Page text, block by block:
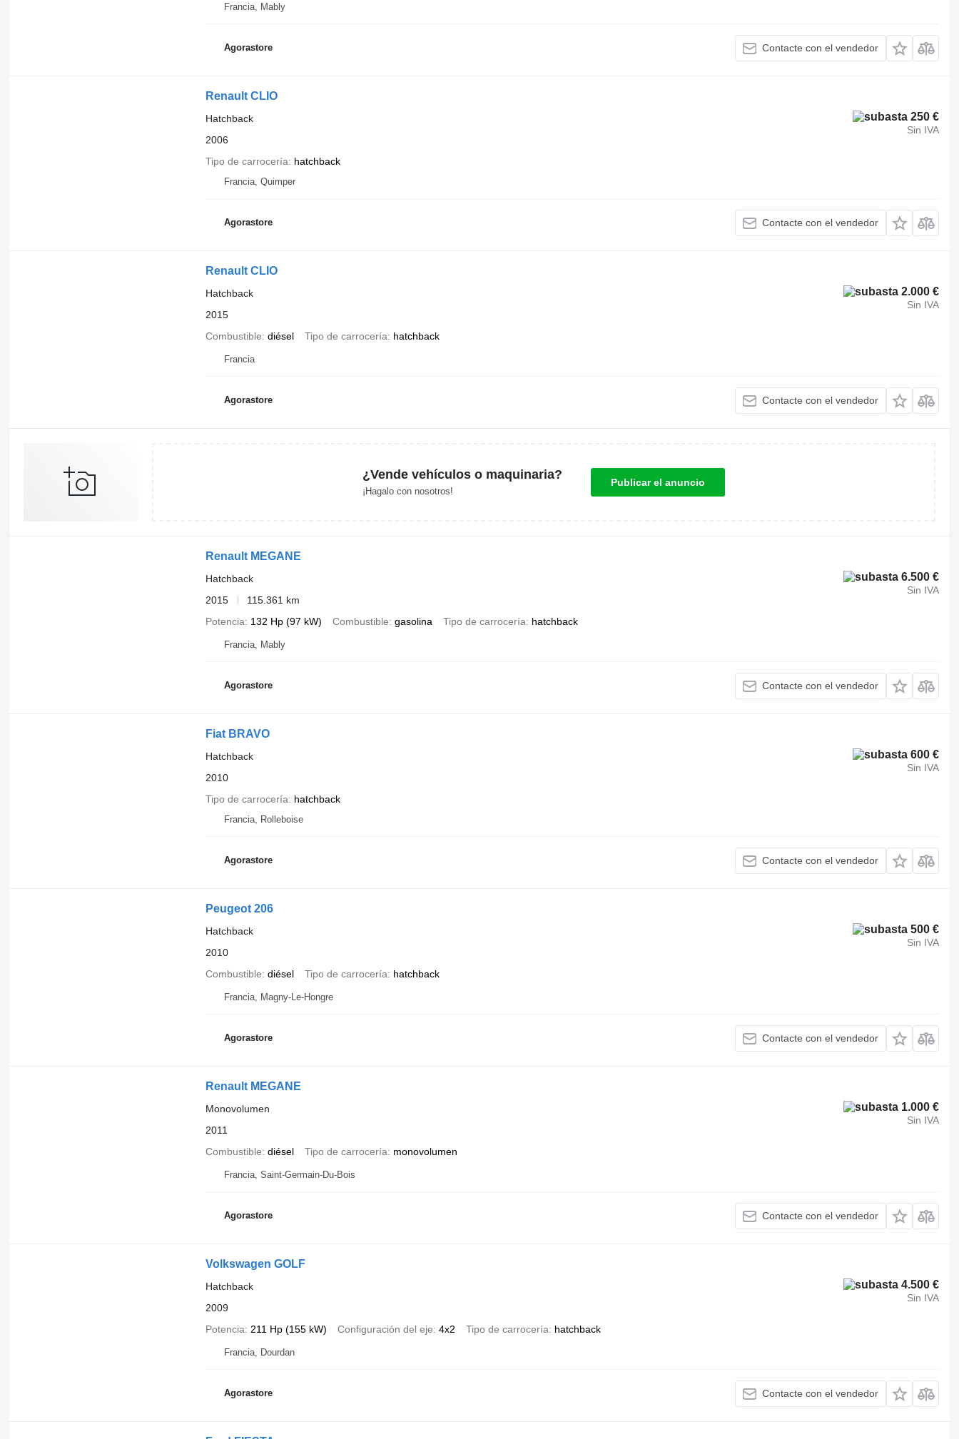
Francia, Mably
Agorastore Contacte con el vendedor
Renault CLIO
250 €
Sin IVA
Hatchback
2006
Tipo de carrocería
hatchback
Francia, Quimper
Agorastore Contacte con el vendedor
Renault CLIO
2.000 €
Sin IVA
Hatchback
2015
Combustible diésel Tipo de carrocería hatchback
Francia
Agorastore Contacte con el vendedor
¿Vende vehículos o maquinaria?
¡Hagalo con nosotros!
Publicar el anuncio
Renault MEGANE
6.500 €
Sin IVA
Hatchback
2015
115.361 km
Potencia
132 Hp (97 kW) Combustible gasolina Tipo de carrocería hatchback
Francia, Mably
Agorastore Contacte con el vendedor
Fiat BRAVO
600 €
Sin IVA
Hatchback
2010
Tipo de carrocería
hatchback
Francia, Rolleboise
Agorastore Contacte con el vendedor
Peugeot 206
500 €
Sin IVA
Hatchback
2010
Combustible diésel Tipo de carrocería hatchback
Francia, Magny-Le-Hongre
Agorastore Contacte con el vendedor
Renault MEGANE
1.000 €
Sin IVA
Monovolumen
2011
Combustible diésel Tipo de carrocería monovolumen
Francia, Saint-Germain-Du-Bois
Agorastore Contacte con el vendedor
Volkswagen GOLF
4.500 €
Sin IVA
Hatchback
2009
Potencia
211 Hp (155 kW) Configuración del eje 4x2 Tipo de carrocería hatchback
Francia, Dourdan
Agorastore Contacte con el vendedor